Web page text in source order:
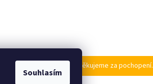
Souhlasím
po našem návratu. Děkujeme za pochopení.